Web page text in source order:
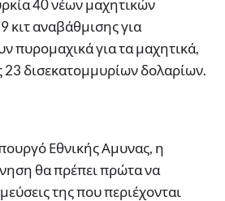
40 νέων μαχητικών
κιτ αναβάθμισης για
πυρομαχικά για τα μαχητικά,
23 δισεκατομμυρίων δολαρίων.
Εθνικής Αμυνας, η
θα πρέπει πρώτα να
της που περιέχονται